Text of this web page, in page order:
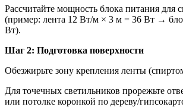
Рассчитайте мощность блока питания для
(пример: лента 12 Вт/м × 3 м = 36 Вт →
Вт).
Шаг 2: Подготовка поверхности
Обезжирьте зону крепления ленты
Для точечных светильников прорежьте
или потолке коронкой по дереву/